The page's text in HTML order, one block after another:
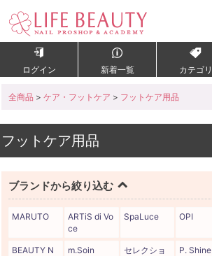
ログイン 新着一覧 カテゴリ
全商品 > ケア・フットケア > フットケア用品
フットケア用品
ブランドから絞り込む
MARUTO
ARTiS di Vo
ce
SpaLuce OPI
BEAUTY N
m.Soin
セレクショ
P. Shine